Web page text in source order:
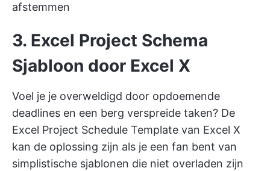
afstemmen
3. Excel Project Schema
Sjabloon door Excel X
Voel je je overweldigd door opdoemende
deadlines en een berg verspreide taken? De
Excel Project Schedule Template van Excel X
kan de oplossing zijn als je een fan bent van
simplistische sjablonen die niet overladen zijn